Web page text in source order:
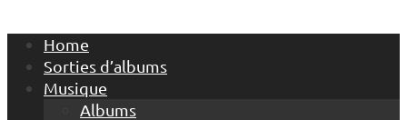
Home
Sorties d’albums
Musique
Albums